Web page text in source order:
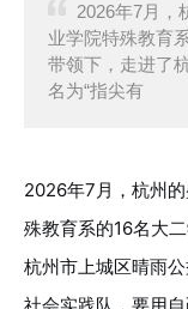
2026年7月，
业学院特殊教育
带领下，走进了
名为“指尖有
2026年7月，杭州
殊教育系的16名大
杭州市上城区晴雨